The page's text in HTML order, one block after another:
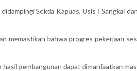
Sekda Kapuas, Usis I Sangkai
memastikan bahwa progres pekerjaan
pembangunan dapat dimanfaatkan